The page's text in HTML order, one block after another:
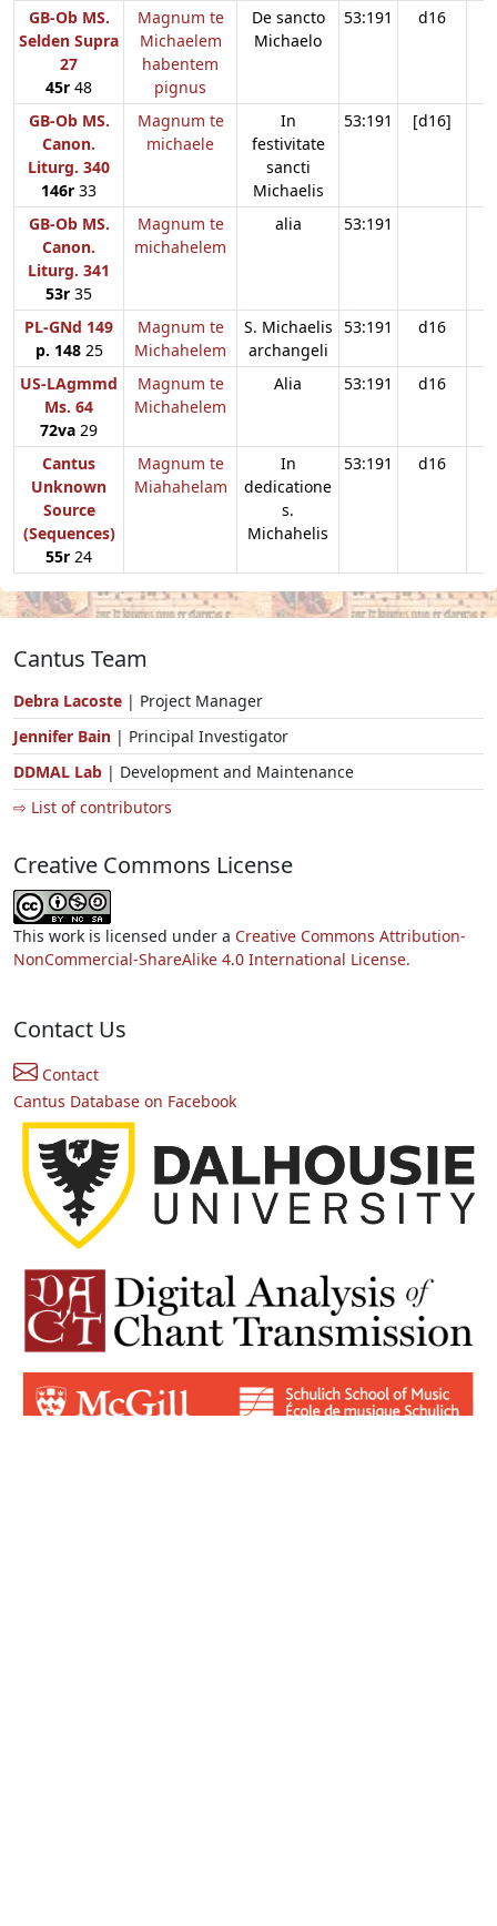
GB-Ob MS.
Selden Supra
27
45r 48
Magnum te
Michaelem
habentem
pignus
De sancto
Michaelo
53:191 d16
GB-Ob MS.
Canon.
Liturg. 340
146r 33
Magnum te
michaele
In
festivitate
sancti
Michaelis
53:191 [d16]
GB-Ob MS.
Canon.
Liturg. 341
53r 35
Magnum te
michahelem
alia 53:191
PL-GNd 149
p. 14825
Magnum te
Michahelem
S. Michaelis
archangeli
53:191 d16
US-LAgmmd
Ms. 64
72va 29
Magnum te
Michahelem
Alia 53:191 d16
Cantus
Unknown
Source
(Sequences)
55r 24
Magnum te
Miahahelam
In
dedicatione
s.
Michahelis
53:191 d16
Cantus Team
Debra Lacoste | Project Manager
Jennifer Bain | Principal Investigator
DDMAL Lab | Development and Maintenance
⇨ List of contributors
Creative Commons License
This work is licensed under a Creative Commons Attribution-
NonCommercial-ShareAlike 4.0 International License.
Contact Us
Contact
Cantus Database on Facebook